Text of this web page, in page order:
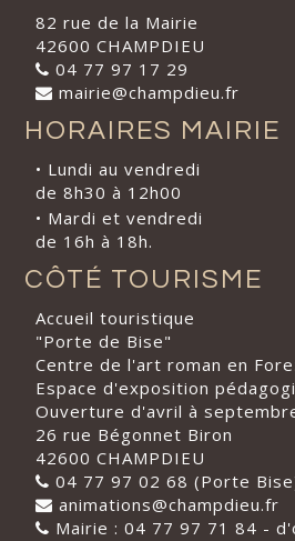
82 rue de la Mairie
42600 CHAMPDIEU
04 77 97 17 29
mairie@champdieu.fr
HORAIRES MAIRIE
• Lundi au vendredi
de 8h30 à 12h00
• Mardi et vendredi
de 16h à 18h.
CÔTÉ TOURISME
Accueil touristique
"Porte de Bise"
Centre de l'art roman en
Espace d'exposition
Ouverture d'avril à
26 rue Bégonnet Biron
42600 CHAMPDIEU
04 77 97 02 68 (Porte
animations@champdieu.fr
Mairie : 04 77 97 71 84 -